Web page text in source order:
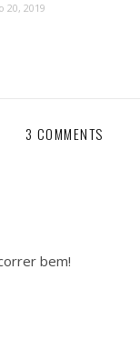
20, 2019
3 COMMENTS
bem!